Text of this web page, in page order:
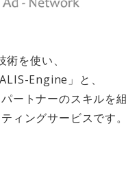
を使い、
Engine」と、
ートナーのスキルを
ィングサービスです。